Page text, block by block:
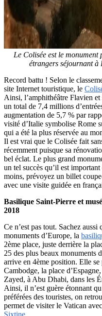
Le Colisée est le monument
étrangers séjournant à
Record battu ! Selon le
site Internet touristique, le
Ainsi, l’amphithéâtre Flavien
un total de 7,4 millions
augmentation de 5,7 % par
visité d’Italie symbolise Rome
qui a été la plus réservée au
Il est vrai que le Colisée fait
récemment puisque sa
bel éclat. Le plus grand
un tel succès qu’il est
moins, prévoyez un billet
avec une visite guidée en
Basilique Saint-Pierre et
2018
Ce n’est pas tout. Sachez
monuments d’Europe, la
2ème place, juste derrière la
25 des plus beaux monuments
arrive en 4ème position. Elle
Cambodge, la place
Zayed, à Abu Dhabi, dans les
Ainsi, il n’est guère étonnant
préférées des touristes, on
permet de visiter le Vatican
Sixtine